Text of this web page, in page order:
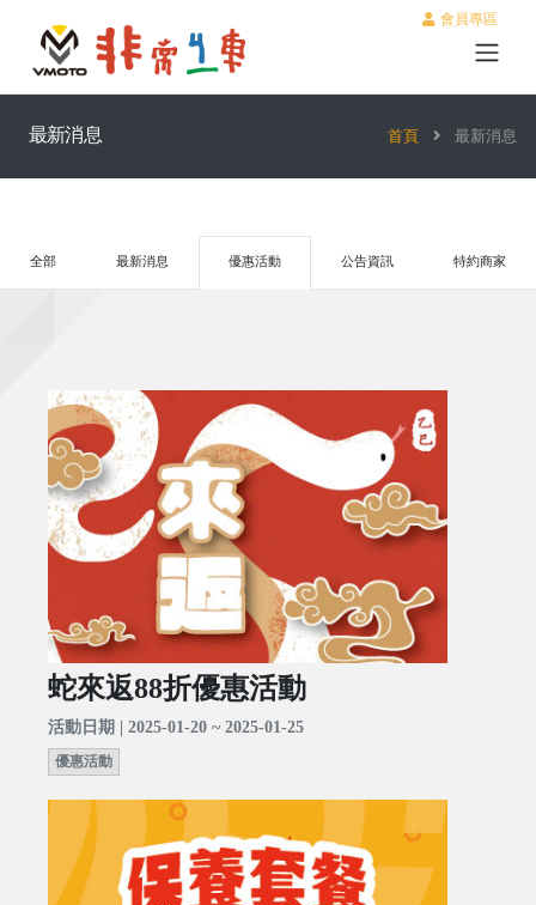
會員專區
最新消息 首頁 最新消息
全部 最新消息 優惠活動 公告資訊 特約商家
蛇來返88折優惠活動
活動日期 | 2025-01-20 ~ 2025-01-25
優惠活動